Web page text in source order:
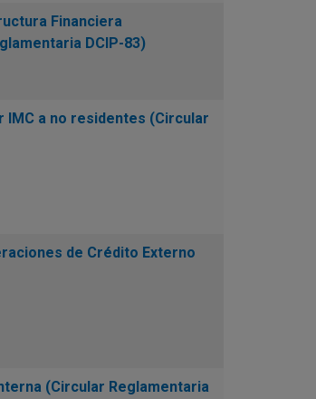
Financiera
DCIP-83)
a no residentes (Circular
de Crédito Externo
(Circular Reglamentaria